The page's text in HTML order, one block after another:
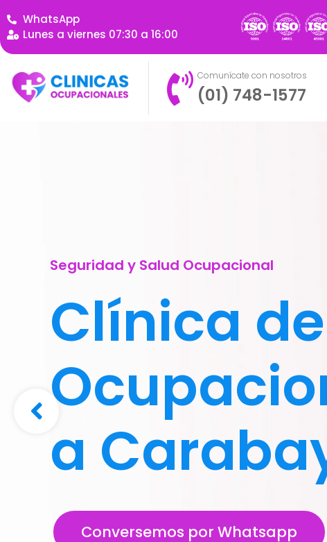
WhatsApp
Lunes a viernes 07:30 a 16:00
Comunícate con nosotros
(01) 748-1577
Seguridad y Salud Ocupacional
Clínica
a
Conversemos por Whatsapp